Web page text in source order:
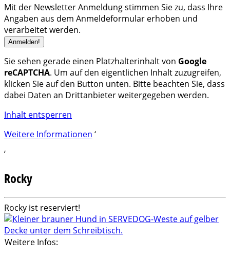
Mit der Newsletter Anmeldung stimmen Sie zu, dass Ihre
Angaben aus dem Anmeldeformular erhoben und
verarbeitet werden.
Sie sehen gerade einen Platzhalterinhalt von Google
reCAPTCHA. Um auf den eigentlichen Inhalt zuzugreifen,
klicken Sie auf den Button unten. Bitte beachten Sie, dass
dabei Daten an Drittanbieter weitergegeben werden.
Inhalt entsperren
Weitere Informationen ‘
‘
Rocky
Rocky ist reserviert!
Weitere Infos: